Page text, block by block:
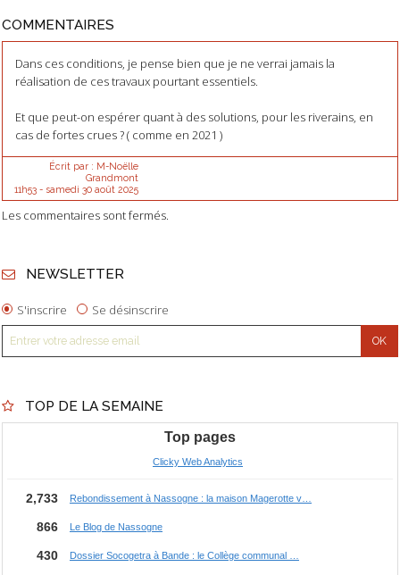
COMMENTAIRES
Dans ces conditions, je pense bien que je ne verrai jamais la
réalisation de ces travaux pourtant essentiels.
Et que peut-on espérer quant à des solutions, pour les riverains, en
cas de fortes crues ? ( comme en 2021 )
Écrit par : M-Noëlle
Grandmont
11h53- samedi 30 août 2025
Les commentaires sont fermés.
NEWSLETTER
S'inscrire Se désinscrire
TOP DE LA SEMAINE